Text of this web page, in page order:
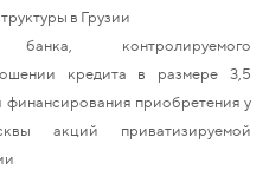
в Грузии
банка, контролируемого
кредита в размере 3,5
финансирования приобретения у
акций приватизируемой